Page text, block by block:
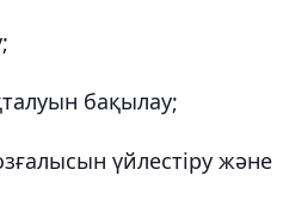
бақылау;
үйлестіру және